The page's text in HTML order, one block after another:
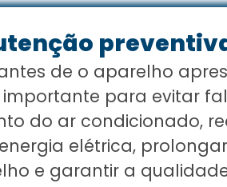
de o aparelho
para evitar
do ar condicionado,
elétrica,
e garantir a